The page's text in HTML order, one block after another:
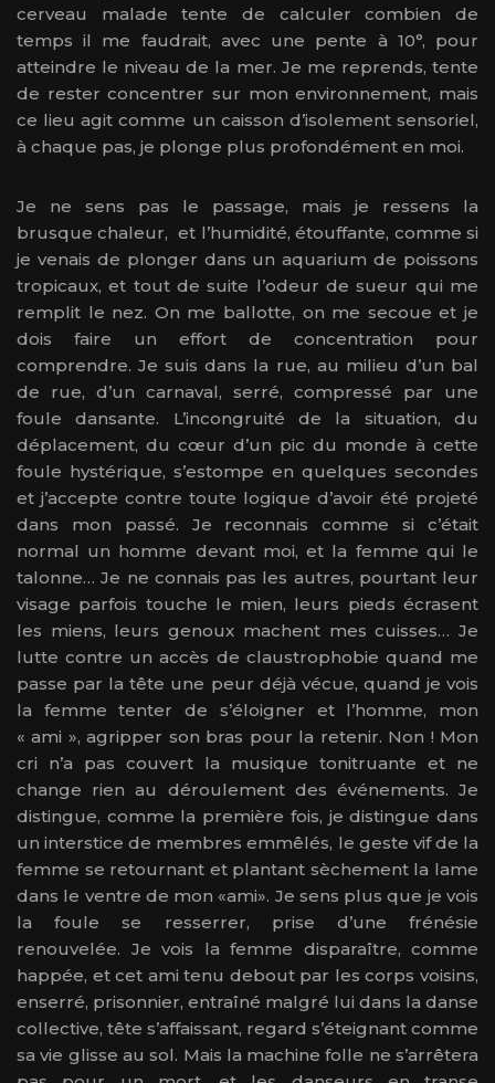
cerveau malade tente de calculer combien de
temps il me faudrait, avec une pente à 10°, pour
atteindre le niveau de la mer. Je me reprends, tente
de rester concentrer sur mon environnement, mais
ce lieu agit comme un caisson d’isolement sensoriel,
à chaque pas, je plonge plus profondément en moi.
Je ne sens pas le passage, mais je ressens la
brusque chaleur, et l’humidité, étouffante, comme si
je venais de plonger dans un aquarium de poissons
tropicaux, et tout de suite l’odeur de sueur qui me
remplit le nez. On me ballotte, on me secoue et je
dois faire un effort de concentration pour
comprendre. Je suis dans la rue, au milieu d’un bal
de rue, d’un carnaval, serré, compressé par une
foule dansante. L’incongruité de la situation, du
déplacement, du cœur d’un pic du monde à cette
foule hystérique, s’estompe en quelques secondes
et j’accepte contre toute logique d’avoir été projeté
dans mon passé. Je reconnais comme si c’était
normal un homme devant moi, et la femme qui le
talonne… Je ne connais pas les autres, pourtant leur
visage parfois touche le mien, leurs pieds écrasent
les miens, leurs genoux machent mes cuisses… Je
lutte contre un accès de claustrophobie quand me
passe par la tête une peur déjà vécue, quand je vois
la femme tenter de s’éloigner et l’homme, mon
« ami », agripper son bras pour la retenir. Non ! Mon
cri n’a pas couvert la musique tonitruante et ne
change rien au déroulement des événements. Je
distingue, comme la première fois, je distingue dans
un interstice de membres emmêlés, le geste vif de la
femme se retournant et plantant sèchement la lame
dans le ventre de mon «ami». Je sens plus que je vois
la foule se resserrer, prise d’une frénésie
renouvelée. Je vois la femme disparaître, comme
happée, et cet ami tenu debout par les corps voisins,
enserré, prisonnier, entraîné malgré lui dans la danse
collective, tête s’affaissant, regard s’éteignant comme
sa vie glisse au sol. Mais la machine folle ne s’arrêtera